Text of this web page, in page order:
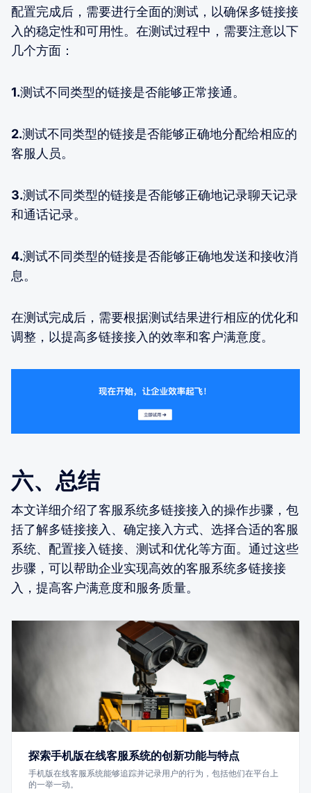
配置完成后，需要进行全面的测试，以确保多链接接
入的稳定性和可用性。在测试过程中，需要注意以下
几个方面：
1.测试不同类型的链接是否能够正常接通。
2.测试不同类型的链接是否能够正确地分配给相应的
客服人员。
3.测试不同类型的链接是否能够正确地记录聊天记录
和通话记录。
4.测试不同类型的链接是否能够正确地发送和接收消
息。
在测试完成后，需要根据测试结果进行相应的优化和
调整，以提高多链接接入的效率和客户满意度。
六、总结
本文详细介绍了客服系统多链接接入的操作步骤，包
括了解多链接接入、确定接入方式、选择合适的客服
系统、配置接入链接、测试和优化等方面。通过这些
步骤，可以帮助企业实现高效的客服系统多链接接
入，提高客户满意度和服务质量。
探索手机版在线客服系统的创新功能与特点
手机版在线客服系统能够追踪并记录用户的行为，包括他们在平台上
的一举一动。